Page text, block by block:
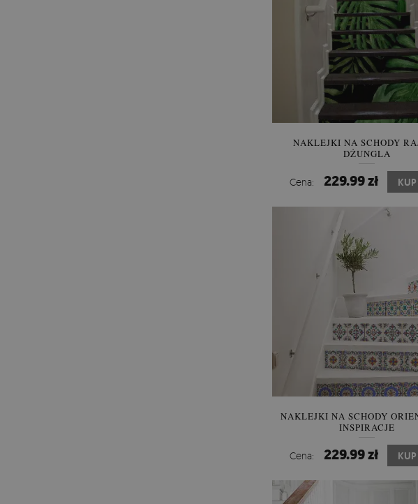
NAKLEJKI NA SCHODY
DŻUNGLA
Cena: 229.99 zł KUP
NAKLEJKI NA SCHODY
INSPIRACJE
Cena: 229.99 zł KUP